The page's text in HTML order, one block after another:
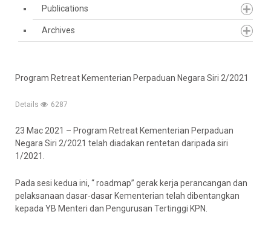
Publications
Archives
Program Retreat Kementerian Perpaduan Negara Siri 2/2021
Details 6287
23 Mac 2021 – Program Retreat Kementerian Perpaduan
Negara Siri 2/2021 telah diadakan rentetan daripada siri
1/2021.
Pada sesi kedua ini, “ roadmap” gerak kerja perancangan dan
pelaksanaan dasar-dasar Kementerian telah dibentangkan
kepada YB Menteri dan Pengurusan Tertinggi KPN.